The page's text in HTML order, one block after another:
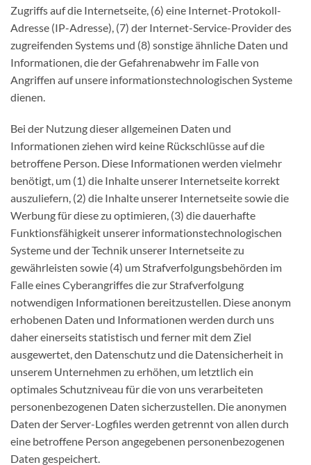
Zugriffs auf die Internetseite, (6) eine Internet-Protokoll-
Adresse (IP-Adresse), (7) der Internet-Service-Provider des
zugreifenden Systems und (8) sonstige ähnliche Daten und
Informationen, die der Gefahrenabwehr im Falle von
Angriffen auf unsere informationstechnologischen Systeme
dienen.
Bei der Nutzung dieser allgemeinen Daten und
Informationen ziehen wird keine Rückschlüsse auf die
betroffene Person. Diese Informationen werden vielmehr
benötigt, um (1) die Inhalte unserer Internetseite korrekt
auszuliefern, (2) die Inhalte unserer Internetseite sowie die
Werbung für diese zu optimieren, (3) die dauerhafte
Funktionsfähigkeit unserer informationstechnologischen
Systeme und der Technik unserer Internetseite zu
gewährleisten sowie (4) um Strafverfolgungsbehörden im
Falle eines Cyberangriffes die zur Strafverfolgung
notwendigen Informationen bereitzustellen. Diese anonym
erhobenen Daten und Informationen werden durch uns
daher einerseits statistisch und ferner mit dem Ziel
ausgewertet, den Datenschutz und die Datensicherheit in
unserem Unternehmen zu erhöhen, um letztlich ein
optimales Schutzniveau für die von uns verarbeiteten
personenbezogenen Daten sicherzustellen. Die anonymen
Daten der Server-Logfiles werden getrennt von allen durch
eine betroffene Person angegebenen personenbezogenen
Daten gespeichert.